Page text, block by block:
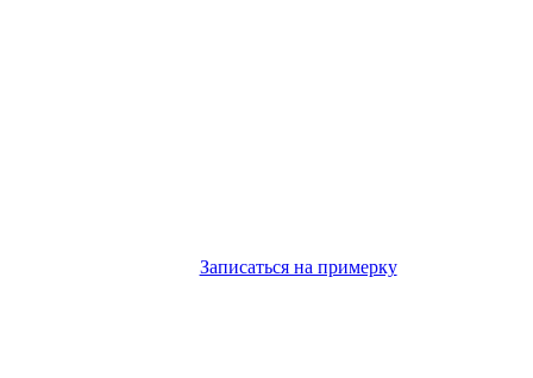
Записаться на примерку